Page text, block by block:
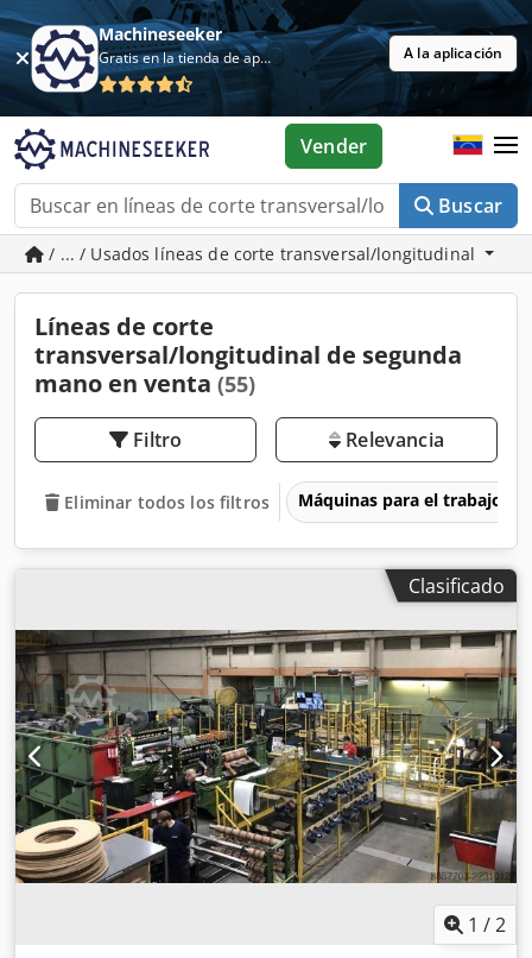
Machineseeker
Gratis en la tienda de aplicaciones A la aplicación
Buscar
Vender
/ ... / Usados líneas de corte transversal/longitudinal
Líneas de corte
transversal/longitudinal de segunda
mano en venta (55)
Filtro Relevancia
Eliminar todos los filtros Máquinas para el trabajo
Clasificado
1 /2